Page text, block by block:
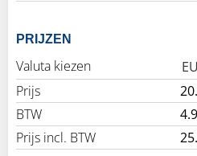
PRIJZEN
Valuta kiezen
Prijs
BTW
Prijs incl. BTW